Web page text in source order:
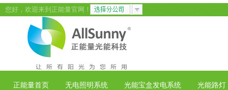
您好，欢迎来到正能量官网！
正能量首页 无电照明系统 光能宝盒发电系统 光能路灯